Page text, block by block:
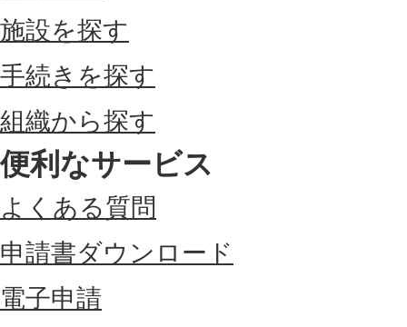
施設を探す
手続きを探す
組織から探す
便利なサービス
よくある質問
申請書ダウンロード
電子申請